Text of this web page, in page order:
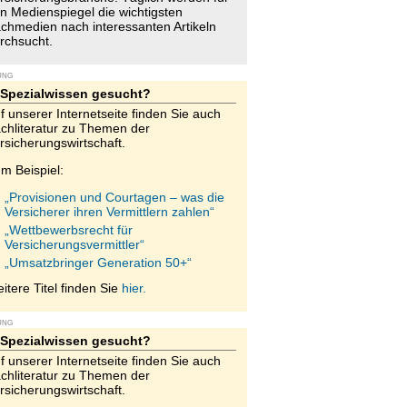
Medienspiegel die wichtigsten
nach interessanten Artikeln
Spezialwissen gesucht?
unserer Internetseite finden Sie auch
zu Themen der
Beispiel:
„Provisionen und Courtagen – was die
Versicherer ihren Vermittlern zahlen“
„Wettbewerbsrecht für
Versicherungsvermittler“
„Umsatzbringer Generation 50+“
Titel finden Sie hier.
Spezialwissen gesucht?
unserer Internetseite finden Sie auch
zu Themen der